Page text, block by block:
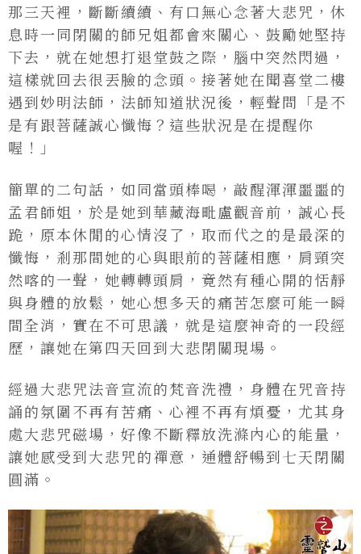
那三天裡，斷斷續續、有口無心念著大悲咒，休
息時一同閉關的師兄姐都會來關心、鼓勵她堅持
下去，就在她想打退堂鼓之際，腦中突然閃過，
這樣就回去很丟臉的念頭。接著她在聞喜堂二樓
遇到妙明法師，法師知道狀況後，輕聲問「是不
是有跟菩薩誠心懺悔？這些狀況是在提醒你
喔！」
簡單的二句話，如同當頭棒喝，敲醒渾渾噩噩的
孟君師姐，於是她到華藏海毗盧觀音前，誠心長
跪，原本休閒的心情沒了，取而代之的是最深的
懺悔，剎那間她的心與眼前的菩薩相應，肩頸突
然喀的一聲，她轉轉頭肩，竟然有種心開的恬靜
與身體的放鬆，她心想多天的痛苦怎麼可能一瞬
間全消，實在不可思議，就是這麼神奇的一段經
歷，讓她在第四天回到大悲閉關現場。
經過大悲咒法音宣流的梵音洗禮，身體在咒音持
誦的氛圍不再有苦痛、心裡不再有煩憂，尤其身
處大悲咒磁場，好像不斷釋放洗滌內心的能量，
讓她感受到大悲咒的禪意，通體舒暢到七天閉關
圓滿。